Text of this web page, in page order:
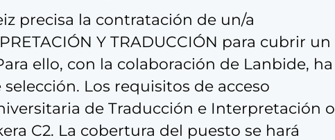
precisa la contratación de un/a
Y TRADUCCIÓN para cubrir un
ello, con la colaboración de Lanbide, ha
Los requisitos de acceso
de Traducción e Interpretación o
C2. La cobertura del puesto se hará